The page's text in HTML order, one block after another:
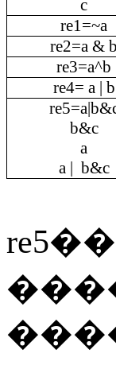
c
re1=~a
re2=a & b
re3=a^b
re4= a | b
b&c
a
a | b&c
re5��